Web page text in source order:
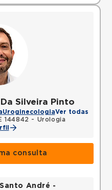
Silveira Pinto
UroginecologiaVer todas
144842 - Urologia
consulta
André -